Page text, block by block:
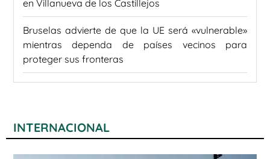
en Villanueva de los Castillejos
Bruselas advierte de que la UE será «vulnerable»
mientras dependa de países vecinos para
proteger sus fronteras
INTERNACIONAL